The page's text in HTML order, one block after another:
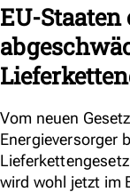
EU-
Vom neuen
Energieversorger
wird wohl jetzt im